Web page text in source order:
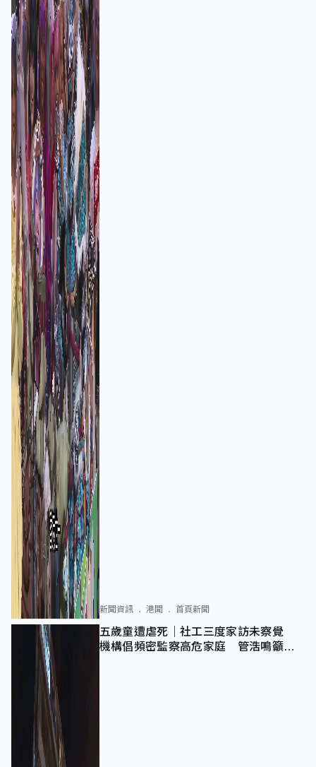
新聞資訊 港聞 首頁新聞
五歲童遭虐死｜社工三度家訪未察覺
機構倡頻密監察高危家庭 管浩鳴籲加